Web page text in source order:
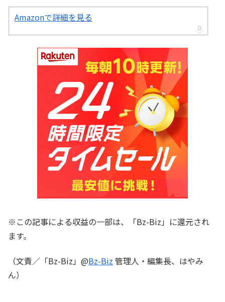
Amazonで詳細を見る
※この記事による収益の一部は、「Bz-Biz」に還元され
ます。
（文責／「Bz-Biz」@Bz-Biz 管理人・編集長、はやみ
ん）